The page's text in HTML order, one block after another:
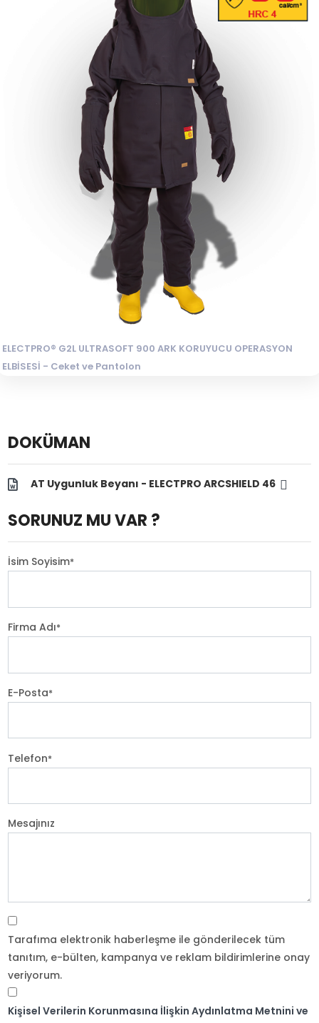
ELECTPRO® G2L ULTRASOFT 900 ARK KORUYUCU OPERASYON
ELBİSESİ - Ceket ve Pantolon
DOKÜMAN
AT Uygunluk Beyanı - ELECTPRO ARCSHIELD 46
SORUNUZ MU VAR ?
İsim Soyisim*
Firma Adı*
E-Posta*
Telefon*
Mesajınız
Tarafıma elektronik haberleşme ile gönderilecek tüm
tanıtım, e-bülten, kampanya ve reklam bildirimlerine onay
veriyorum.
Kişisel Verilerin Korunmasına İlişkin Aydınlatma Metnini ve